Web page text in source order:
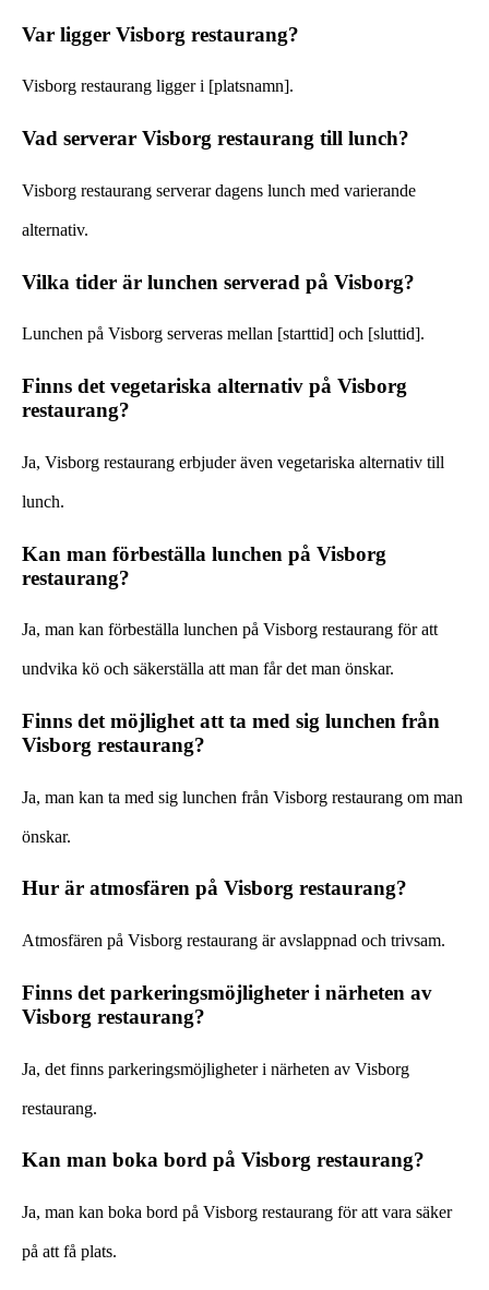
Var ligger Visborg restaurang?
Visborg restaurang ligger i [platsnamn].
Vad serverar Visborg restaurang till lunch?
Visborg restaurang serverar dagens lunch med varierande
alternativ.
Vilka tider är lunchen serverad på Visborg?
Lunchen på Visborg serveras mellan [starttid] och [sluttid].
Finns det vegetariska alternativ på Visborg
restaurang?
Ja, Visborg restaurang erbjuder även vegetariska alternativ till
lunch.
Kan man förbeställa lunchen på Visborg
restaurang?
Ja, man kan förbeställa lunchen på Visborg restaurang för att
undvika kö och säkerställa att man får det man önskar.
Finns det möjlighet att ta med sig lunchen från
Visborg restaurang?
Ja, man kan ta med sig lunchen från Visborg restaurang om man
önskar.
Hur är atmosfären på Visborg restaurang?
Atmosfären på Visborg restaurang är avslappnad och trivsam.
Finns det parkeringsmöjligheter i närheten av
Visborg restaurang?
Ja, det finns parkeringsmöjligheter i närheten av Visborg
restaurang.
Kan man boka bord på Visborg restaurang?
Ja, man kan boka bord på Visborg restaurang för att vara säker
på att få plats.